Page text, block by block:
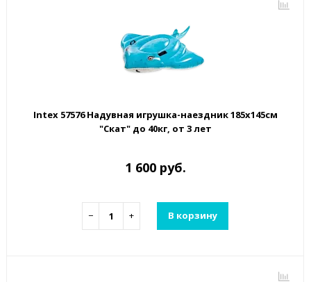
Intex 57576 Надувная игрушка-наездник 185х145см
"Скат" до 40кг, от 3 лет
1 600 руб.
− + В корзину